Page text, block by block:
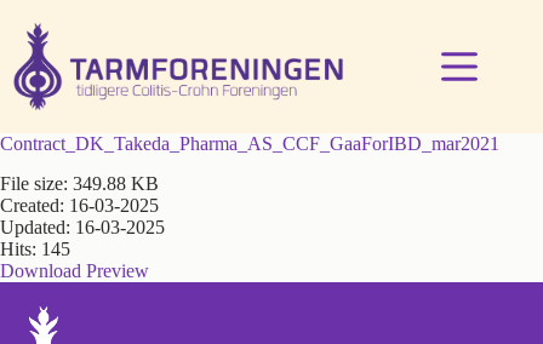
indhold
Contract_DK_Takeda_Pharma_AS_CCF_GaaForIBD_mar2021
File size: 349.88 KB
Created: 16-03-2025
Updated: 16-03-2025
Hits: 145
Download Preview